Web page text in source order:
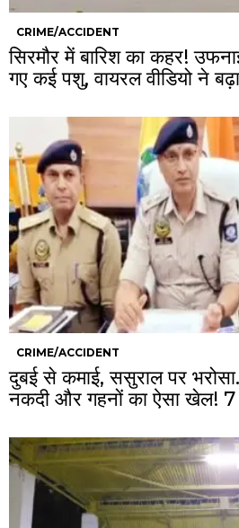
CRIME/ACCIDENT
सिरमौर में बारिश का कहर!
गए कई पशु, वायरल वीडियो ने
CRIME/ACCIDENT
दुबई से कमाई, ससुराल पर
नकदी और गहनों का ऐसा खेल! 7